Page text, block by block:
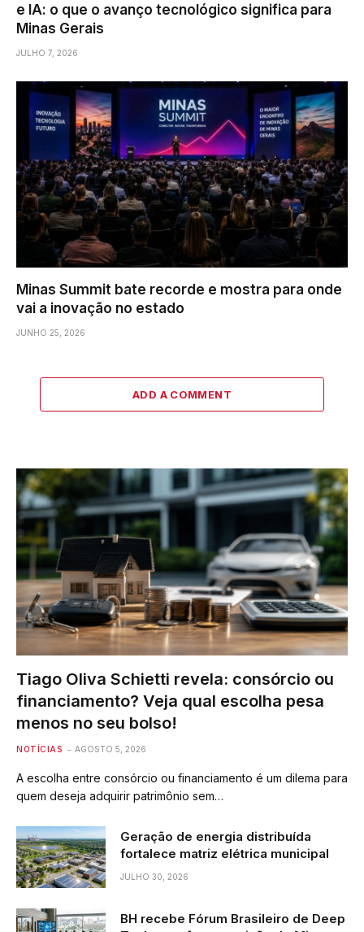
e IA: o que o avanço tecnológico significa para
Minas Gerais
JULHO 7, 2026
Minas Summit bate recorde e mostra para onde
vai a inovação no estado
JUNHO 25, 2026
ADD A COMMENT
Tiago Oliva Schietti revela: consórcio ou
financiamento? Veja qual escolha pesa
menos no seu bolso!
NOTÍCIAS AGOSTO 5, 2026
A escolha entre consórcio ou financiamento é um dilema para
quem deseja adquirir patrimônio sem…
Geração de energia distribuída
fortalece matriz elétrica municipal
JULHO 30, 2026
BH recebe Fórum Brasileiro de Deep